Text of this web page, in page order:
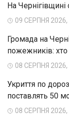
На
09 СЕРПНЯ 2026,
Громада на
пожежників: хто
08 СЕРПНЯ 2026,
Укриття по
поставлять 50
08 СЕРПНЯ 2026,